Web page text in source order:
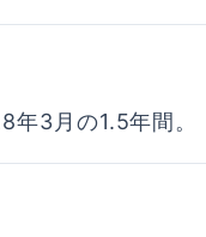
3月の1.5年間。